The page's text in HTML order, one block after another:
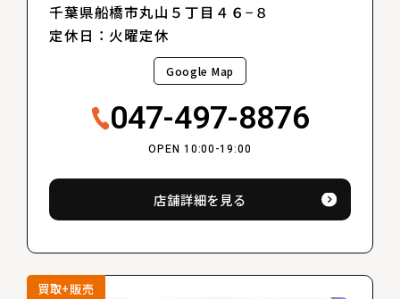
千葉県船橋市丸山５丁目４６−８
定休日：火曜定休
Google Map
047-497-8876
OPEN 10:00-19:00
店舗詳細を見る
買取+販売